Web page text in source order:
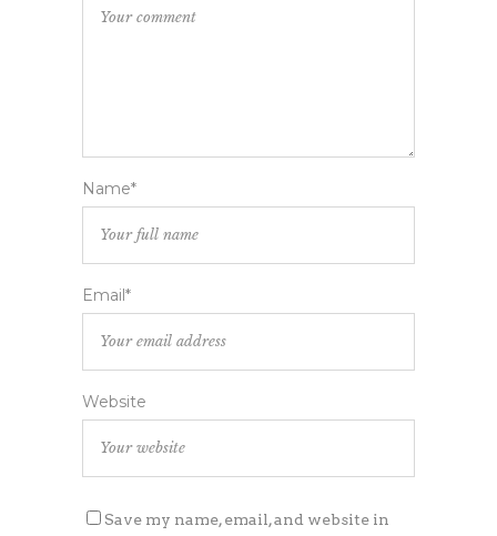
Name*
Email*
Website
Save my name, email, and website in